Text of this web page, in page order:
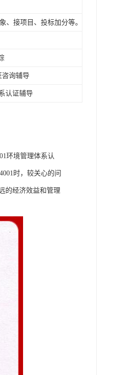
、接项目、投标加分等。
咨询辅导
认证辅导
环境管理体系认
时，较关心的问
的经济效益和管理